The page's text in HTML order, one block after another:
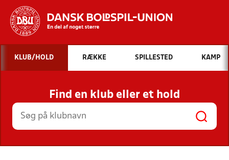
Hvad vil du søge efter?
INDHOLD OG NYHEDER
STILLINGER, RESULTATER, KLUBBER OG
HOLD
KLUB/HOLD RÆKKE SPILLESTED KAMP
Find en klub eller et hold